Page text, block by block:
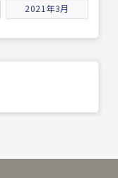
2021年3月